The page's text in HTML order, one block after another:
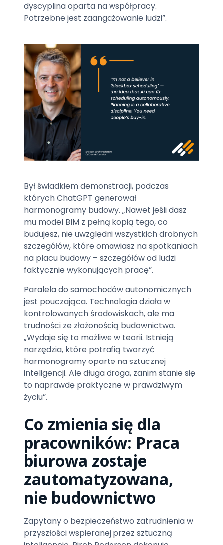
dyscyplina oparta na współpracy.
Potrzebne jest zaangażowanie ludzi”.
Był świadkiem demonstracji, podczas
których ChatGPT generował
harmonogramy budowy. „Nawet jeśli dasz
mu model BIM z pełną kopią tego, co
budujesz, nie uwzględni wszystkich drobnych
szczegółów, które omawiasz na spotkaniach
na placu budowy – szczegółów od ludzi
faktycznie wykonujących pracę”.
Paralela do samochodów autonomicznych
jest pouczająca. Technologia działa w
kontrolowanych środowiskach, ale ma
trudności ze złożonością budownictwa.
„Wydaje się to możliwe w teorii. Istnieją
narzędzia, które potrafią tworzyć
harmonogramy oparte na sztucznej
inteligencji. Ale długa droga, zanim stanie się
to naprawdę praktyczne w prawdziwym
życiu”.
Co zmienia się dla
pracowników: Praca
biurowa zostaje
zautomatyzowana,
nie budownictwo
Zapytany o bezpieczeństwo zatrudnienia w
przyszłości wspieranej przez sztuczną